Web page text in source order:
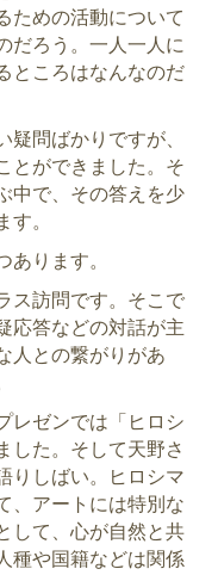
ための活動について
だろう。一人一人に
ところはなんなのだ
問ばかりですが、
とができました。そ
中で、その答えを少
す。
あります。
ス訪問です。そこで
応答などの対話が主
人との繋がりがあ
レゼンでは「ヒロシ
した。そして天野さ
りしばい。ヒロシマ
、アートには特別な
して、心が自然と共
種や国籍などは関係